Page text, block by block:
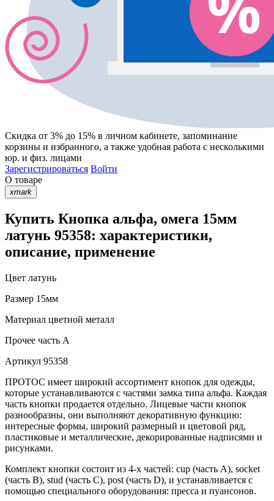
Скидка от 3% до 15% в личном кабинете, запоминание
корзины и избранного, а также удобная работа с несколькими
юр. и физ. лицами
Зарегистрироваться Войти
О товаре
xmark
Купить Кнопка альфа, омега 15мм
латунь 95358: характеристики,
описание, применение
Цвет латунь
Размер 15мм
Материал цветной металл
Прочее часть A
Артикул 95358
ПРОТОС имеет широкий ассортимент кнопок для одежды,
которые устанавливаются с частями замка типа альфа. Каждая
часть кнопки продается отдельно. Лицевые части кнопок
разнообразны, они выполняют декоративную функцию:
интересные формы, широкий размерный и цветовой ряд,
пластиковые и металлические, декорированные надписями и
рисунками.
Комплект кнопки состоит из 4-х частей: cup (часть А), socket
(часть В), stud (часть С), post (часть D), и устанавливается с
помощью специального оборудования: пресса и пуансонов.